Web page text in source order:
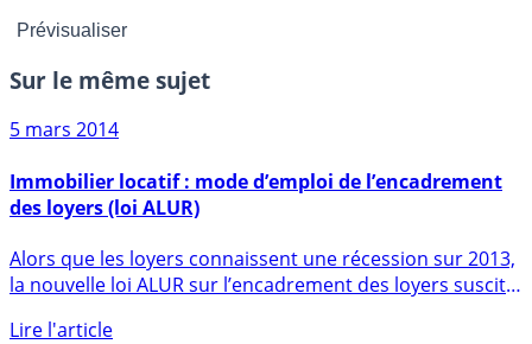
Sur le même sujet
5 mars 2014
des loyers (loi ALUR)
la nouvelle loi ALUR sur l’encadrement des loyers suscite